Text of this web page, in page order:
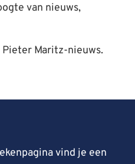
van nieuws,
Maritz-nieuws.
vind je een